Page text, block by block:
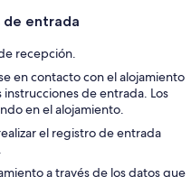
de entrada
recepción.
en contacto con el alojamiento
de entrada. Los
en el alojamiento.
el registro de entrada
a través de los datos que